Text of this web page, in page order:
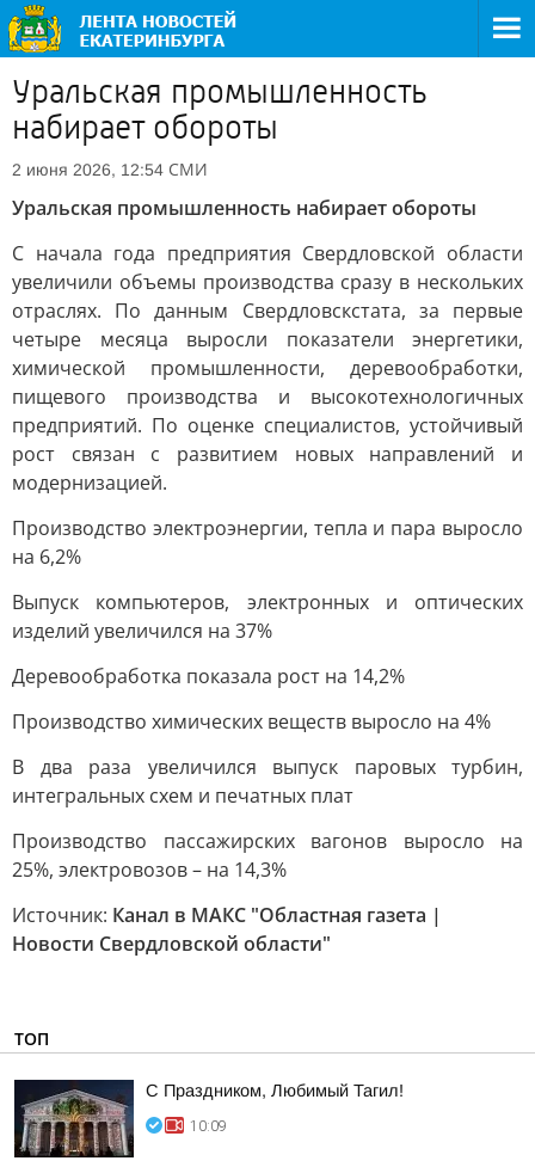
Уральская промышленность
набирает обороты
2 июня 2026, 12:54 СМИ
Уральская промышленность набирает обороты
С начала года предприятия Свердловской области
увеличили объемы производства сразу в нескольких
отраслях. По данным Свердловскстата, за первые
четыре месяца выросли показатели энергетики,
химической промышленности, деревообработки,
пищевого производства и высокотехнологичных
предприятий. По оценке специалистов, устойчивый
рост связан с развитием новых направлений и
модернизацией.
Производство электроэнергии, тепла и пара выросло
на 6,2%
Выпуск компьютеров, электронных и оптических
изделий увеличился на 37%
Деревообработка показала рост на 14,2%
Производство химических веществ выросло на 4%
В два раза увеличился выпуск паровых турбин,
интегральных схем и печатных плат
Производство пассажирских вагонов выросло на
25%, электровозов – на 14,3%
Источник: Канал в МАКС "Областная газета |
Новости Свердловской области"
ТОП
С Праздником, Любимый Тагил!
10:09